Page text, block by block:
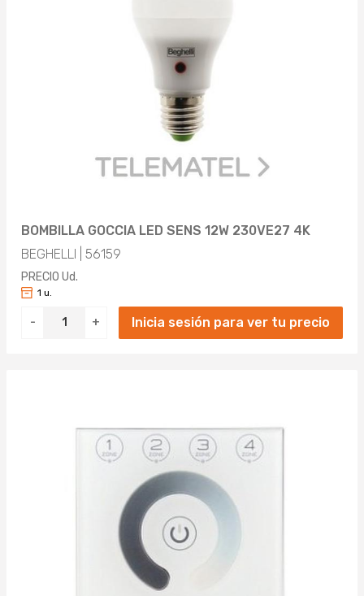
BOMBILLA GOCCIA LED SENS 12W 230VE27 4K
BEGHELLI | 56159
PRECIO Ud.
- +
1 u.
Inicia sesión para ver tu precio